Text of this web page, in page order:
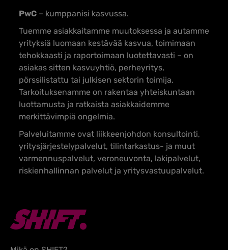
PwC – kumppanisi kasvussa.
Tuemme asiakkaitamme muutoksessa ja autamme
yrityksiä luomaan kestävää kasvua, toimimaan
tehokkaasti ja raportoimaan luotettavasti – on
asiakas sitten kasvuyhtiö, perheyritys,
pörssilistattu tai julkisen sektorin toimija.
Tarkoituksenamme on rakentaa yhteiskuntaan
luottamusta ja ratkaista asiakkaidemme
merkittävimpiä ongelmia.
Palveluitamme ovat liikkeenjohdon konsultointi,
yritysjärjestelypalvelut, tilintarkastus- ja muut
varmennuspalvelut, veroneuvonta, lakipalvelut,
riskienhallinnan palvelut ja yritysvastuupalvelut.